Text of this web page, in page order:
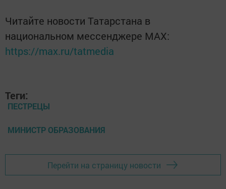
Читайте новости Татарстана в
национальном мессенджере MАХ:
https://max.ru/tatmedia
Теги:
ПЕСТРЕЦЫ
МИНИСТР ОБРАЗОВАНИЯ
Перейти на страницу новости